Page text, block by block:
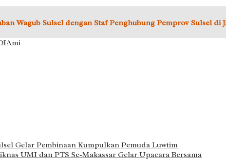
Wagub Sulsel dengan Staf Penghubung Pemprov Sulsel di
Gelar Pembinaan Kumpulkan Pemuda Luwtim
UMI dan PTS Se-Makassar Gelar Upacara Bersama